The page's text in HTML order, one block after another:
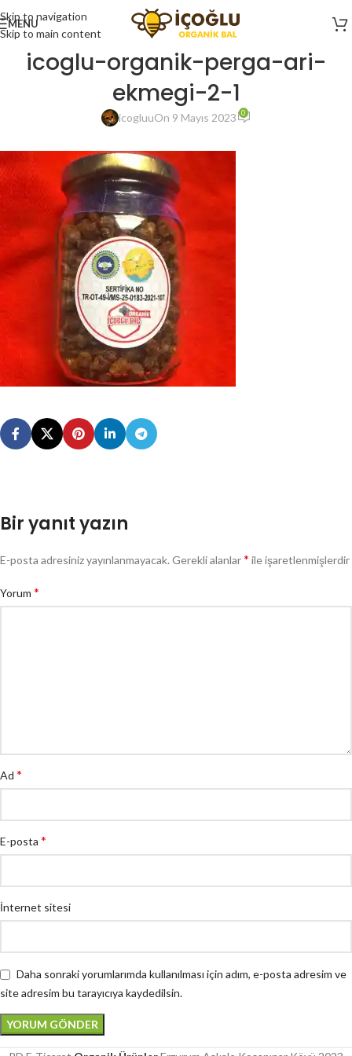
Skip to navigation
Skip to main content
MENU
icoglu-organik-perga-ari-
ekmegi-2-1
icogluuOn 9 Mayıs 2023 0
Bir yanıt yazın
E-posta adresiniz yayınlanmayacak. Gerekli alanlar* ile işaretlenmişlerdir
Yorum *
Ad *
E-posta *
İnternet sitesi
Daha sonraki yorumlarımda kullanılması için adım, e-posta adresim ve
site adresim bu tarayıcıya kaydedilsin.